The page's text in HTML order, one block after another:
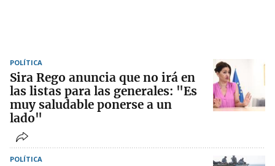
POLÍTICA
Sira Rego anuncia que no irá en
las listas para las generales: "Es
muy saludable ponerse a un
lado"
POLÍTICA